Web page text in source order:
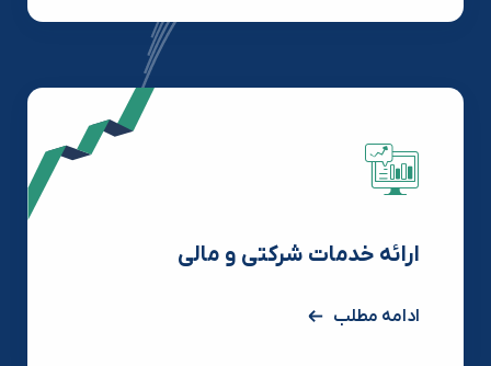
ارائه خدمات شرکتی و مالی
ادامه مطلب